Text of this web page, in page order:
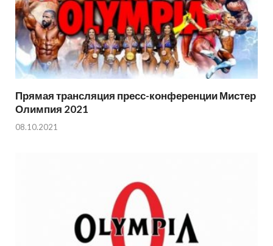
Прямая трансляция пресс-конференции Мистер
Олимпия 2021
08.10.2021